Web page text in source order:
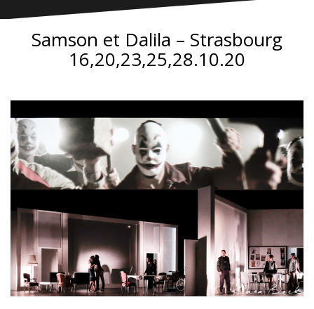
Samson et Dalila – Strasbourg
16,20,23,25,28.10.20